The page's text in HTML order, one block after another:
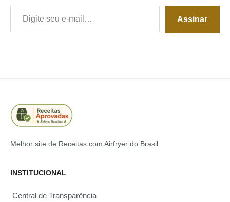
Digite seu e-mail…
Assinar
Melhor site de Receitas com Airfryer do Brasil
INSTITUCIONAL
Central de Transparência